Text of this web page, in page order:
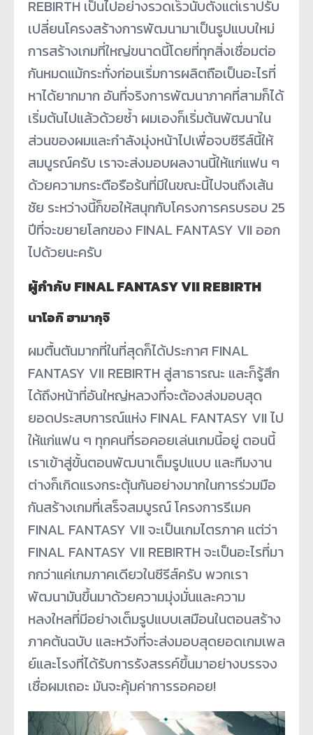
REBIRTH เป็นไปอย่างรวดเร็วนับตั้งแต่เราปรับ
เปลี่ยนโครงสร้างการพัฒนามาเป็นรูปแบบใหม่
การสร้างเกมที่ใหญ่ขนาดนี้โดยที่ทุกสิ่งเชื่อมต่อ
กันหมดแม้กระทั่งก่อนเริ่มการผลิตถือเป็นอะไรที่
หาได้ยากมาก อันที่จริงการพัฒนาภาคที่สามก็ได้
เริ่มต้นไปแล้วด้วยซ้ำ ผมเองก็เริ่มต้นพัฒนาใน
ส่วนของผมและกำลังมุ่งหน้าไปเพื่อจบซีรีส์นี้ให้
สมบูรณ์ครับ เราจะส่งมอบผลงานนี้ให้แก่แฟน ๆ
ด้วยความกระตือรือร้นที่มีในขณะนี้ไปจนถึงเส้น
ชัย ระหว่างนี้ก็ขอให้สนุกกับโครงการครบรอบ 25
ปีที่จะขยายโลกของ FINAL FANTASY VII ออก
ไปด้วยนะครับ
ผู้กำกับ FINAL FANTASY VII REBIRTH
นาโอกิ ฮามากุจิ
ผมตื้นตันมากที่ในที่สุดก็ได้ประกาศ FINAL
FANTASY VII REBIRTH สู่สาธารณะ และก็รู้สึก
ได้ถึงหน้าที่อันใหญ่หลวงที่จะต้องส่งมอบสุด
ยอดประสบการณ์แห่ง FINAL FANTASY VII ไป
ให้แก่แฟน ๆ ทุกคนที่รอคอยเล่นเกมนี้อยู่ ตอนนี้
เราเข้าสู่ขั้นตอนพัฒนาเต็มรูปแบบ และทีมงาน
ต่างก็เกิดแรงกระตุ้นกันอย่างมากในการร่วมมือ
กันสร้างเกมที่เสร็จสมบูรณ์ โครงการรีเมค
FINAL FANTASY VII จะเป็นเกมไตรภาค แต่ว่า
FINAL FANTASY VII REBIRTH จะเป็นอะไรที่มา
กกว่าแค่เกมภาคเดียวในซีรีส์ครับ พวกเรา
พัฒนามันขึ้นมาด้วยความมุ่งมั่นและความ
หลงใหลที่มีอย่างเต็มรูปแบบเสมือนในตอนสร้าง
ภาคต้นฉบับ และหวังที่จะส่งมอบสุดยอดเกมเพล
ย์และโรงที่ได้รับการรังสรรค์ขึ้นมาอย่างบรรจง
เชื่อผมเถอะ มันจะคุ้มค่าการรอคอย!